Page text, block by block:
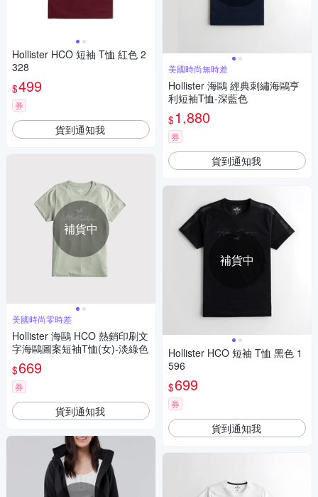
Hollister HCO 短袖 T恤 紅色 2
328
$499
券
貨到通知我
補貨中
美國時尚零時差
Hollister 海鷗 HCO 熱銷印刷文
字海鷗圖案短袖T恤(女)-淡綠色
$669
券
貨到通知我
美國時尚無時差
Hollister 海鷗 經典刺繡海鷗亨
利短袖T恤-深藍色
$1,880
券
貨到通知我
補貨中
Hollister HCO 短袖 T恤 黑色 1
596
$699
券
貨到通知我